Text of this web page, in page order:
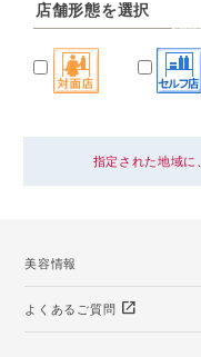
店舗形態を選択
指定された地域に
美容情報
よくあるご質問 open_in_new